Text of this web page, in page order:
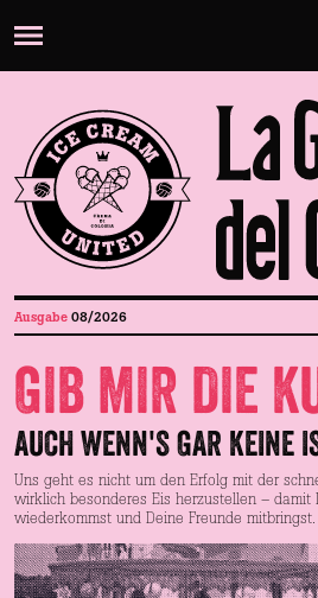
Ausgabe 08/2026
GIB MIR DIE
AUCH WENN'S GAR KEINE
Uns geht es nicht um den Erfolg mit der
wirklich besonderes Eis herzustellen – damit
wiederkommst und Deine Freunde mitbringst.